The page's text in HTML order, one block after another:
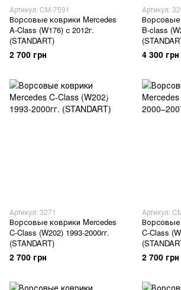
Артикул: CM-7591
Ворсовые коврики Mercedes
A-Class (W176) с 2012г.
(STANDART)
2 700 грн
Артикул:
Ворсовые
B-class
4 300 грн
Артикул: 3271
Ворсовые коврики Mercedes
C-Class (W202) 1993-2000гг.
(STANDART)
2 700 грн
Артикул:
Ворсовые
C-Class
2 700 грн